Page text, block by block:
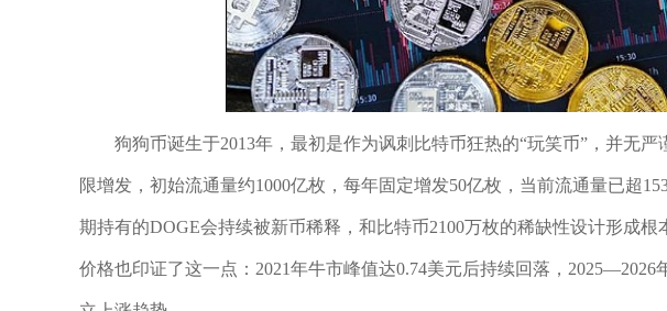
狗狗币诞生于2013年，最初是作为讽刺比特币狂热的“玩笑币”，并无
限增发，初始流通量约1000亿枚，每年固定增发50亿枚，当前流通量已超
期持有的DOGE会持续被新币稀释，和比特币2100万枚的稀缺性设计形成
价格也印证了这一点：2021年牛市峰值达0.74美元后持续回落，